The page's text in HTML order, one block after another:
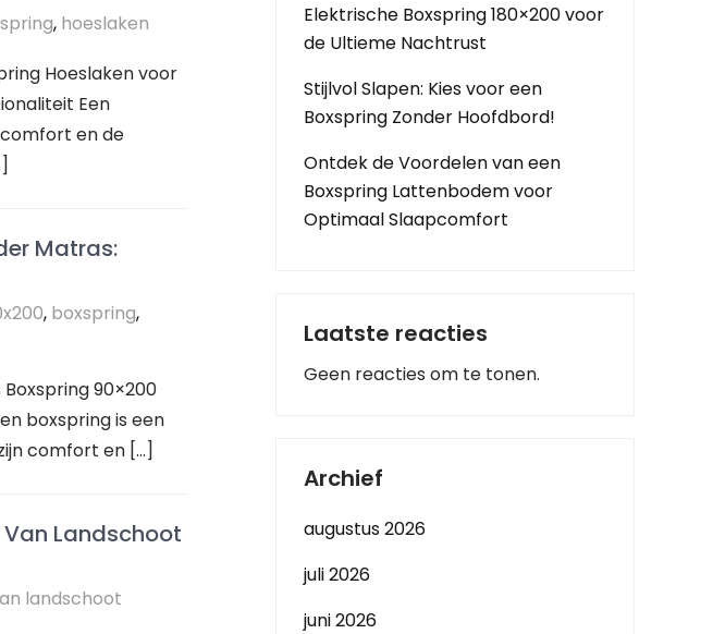
, hoeslaken
Hoeslaken voor
Een
en de
Matras:
, boxspring,
90×200
boxspring is een
comfort en […]
Landschoot
landschoot
Elektrische Boxspring 180×200 voor
de Ultieme Nachtrust
Stijlvol Slapen: Kies voor een
Boxspring Zonder Hoofdbord!
Ontdek de Voordelen van een
Boxspring Lattenbodem voor
Optimaal Slaapcomfort
Laatste reacties
Geen reacties om te tonen.
Archief
augustus 2026
juli 2026
juni 2026